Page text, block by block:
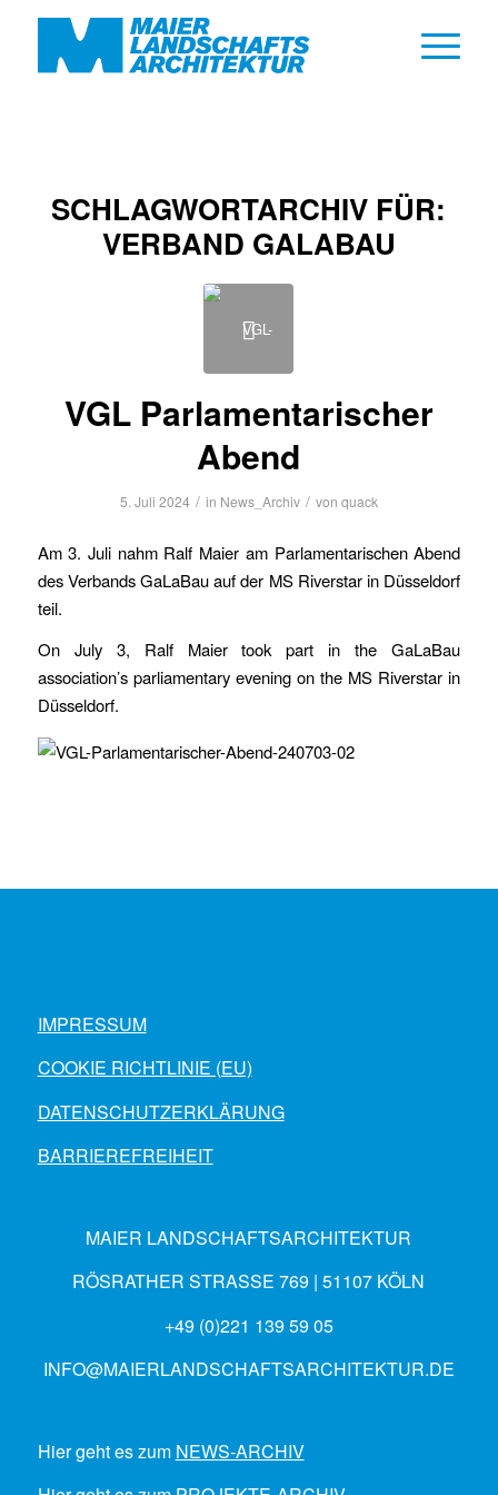
SCHLAGWORTARCHIV FÜR:
VERBAND GALABAU
VGL Parlamentarischer
Abend
5. Juli 2024 / in News_Archiv / von quack
Am 3. Juli nahm Ralf Maier am Parlamentarischen Abend
des Verbands GaLaBau auf der MS Riverstar in Düsseldorf
teil.
On July 3, Ralf Maier took part in the GaLaBau
association’s parliamentary evening on the MS Riverstar in
Düsseldorf.
IMPRESSUM
COOKIE RICHTLINIE (EU)
DATENSCHUTZERKLÄRUNG
BARRIEREFREIHEIT
MAIER LANDSCHAFTSARCHITEKTUR
RÖSRATHER STRASSE 769 | 51107 KÖLN
+49 (0)221 139 59 05
INFO@MAIERLANDSCHAFTSARCHITEKTUR.DE
Hier geht es zum NEWS-ARCHIV